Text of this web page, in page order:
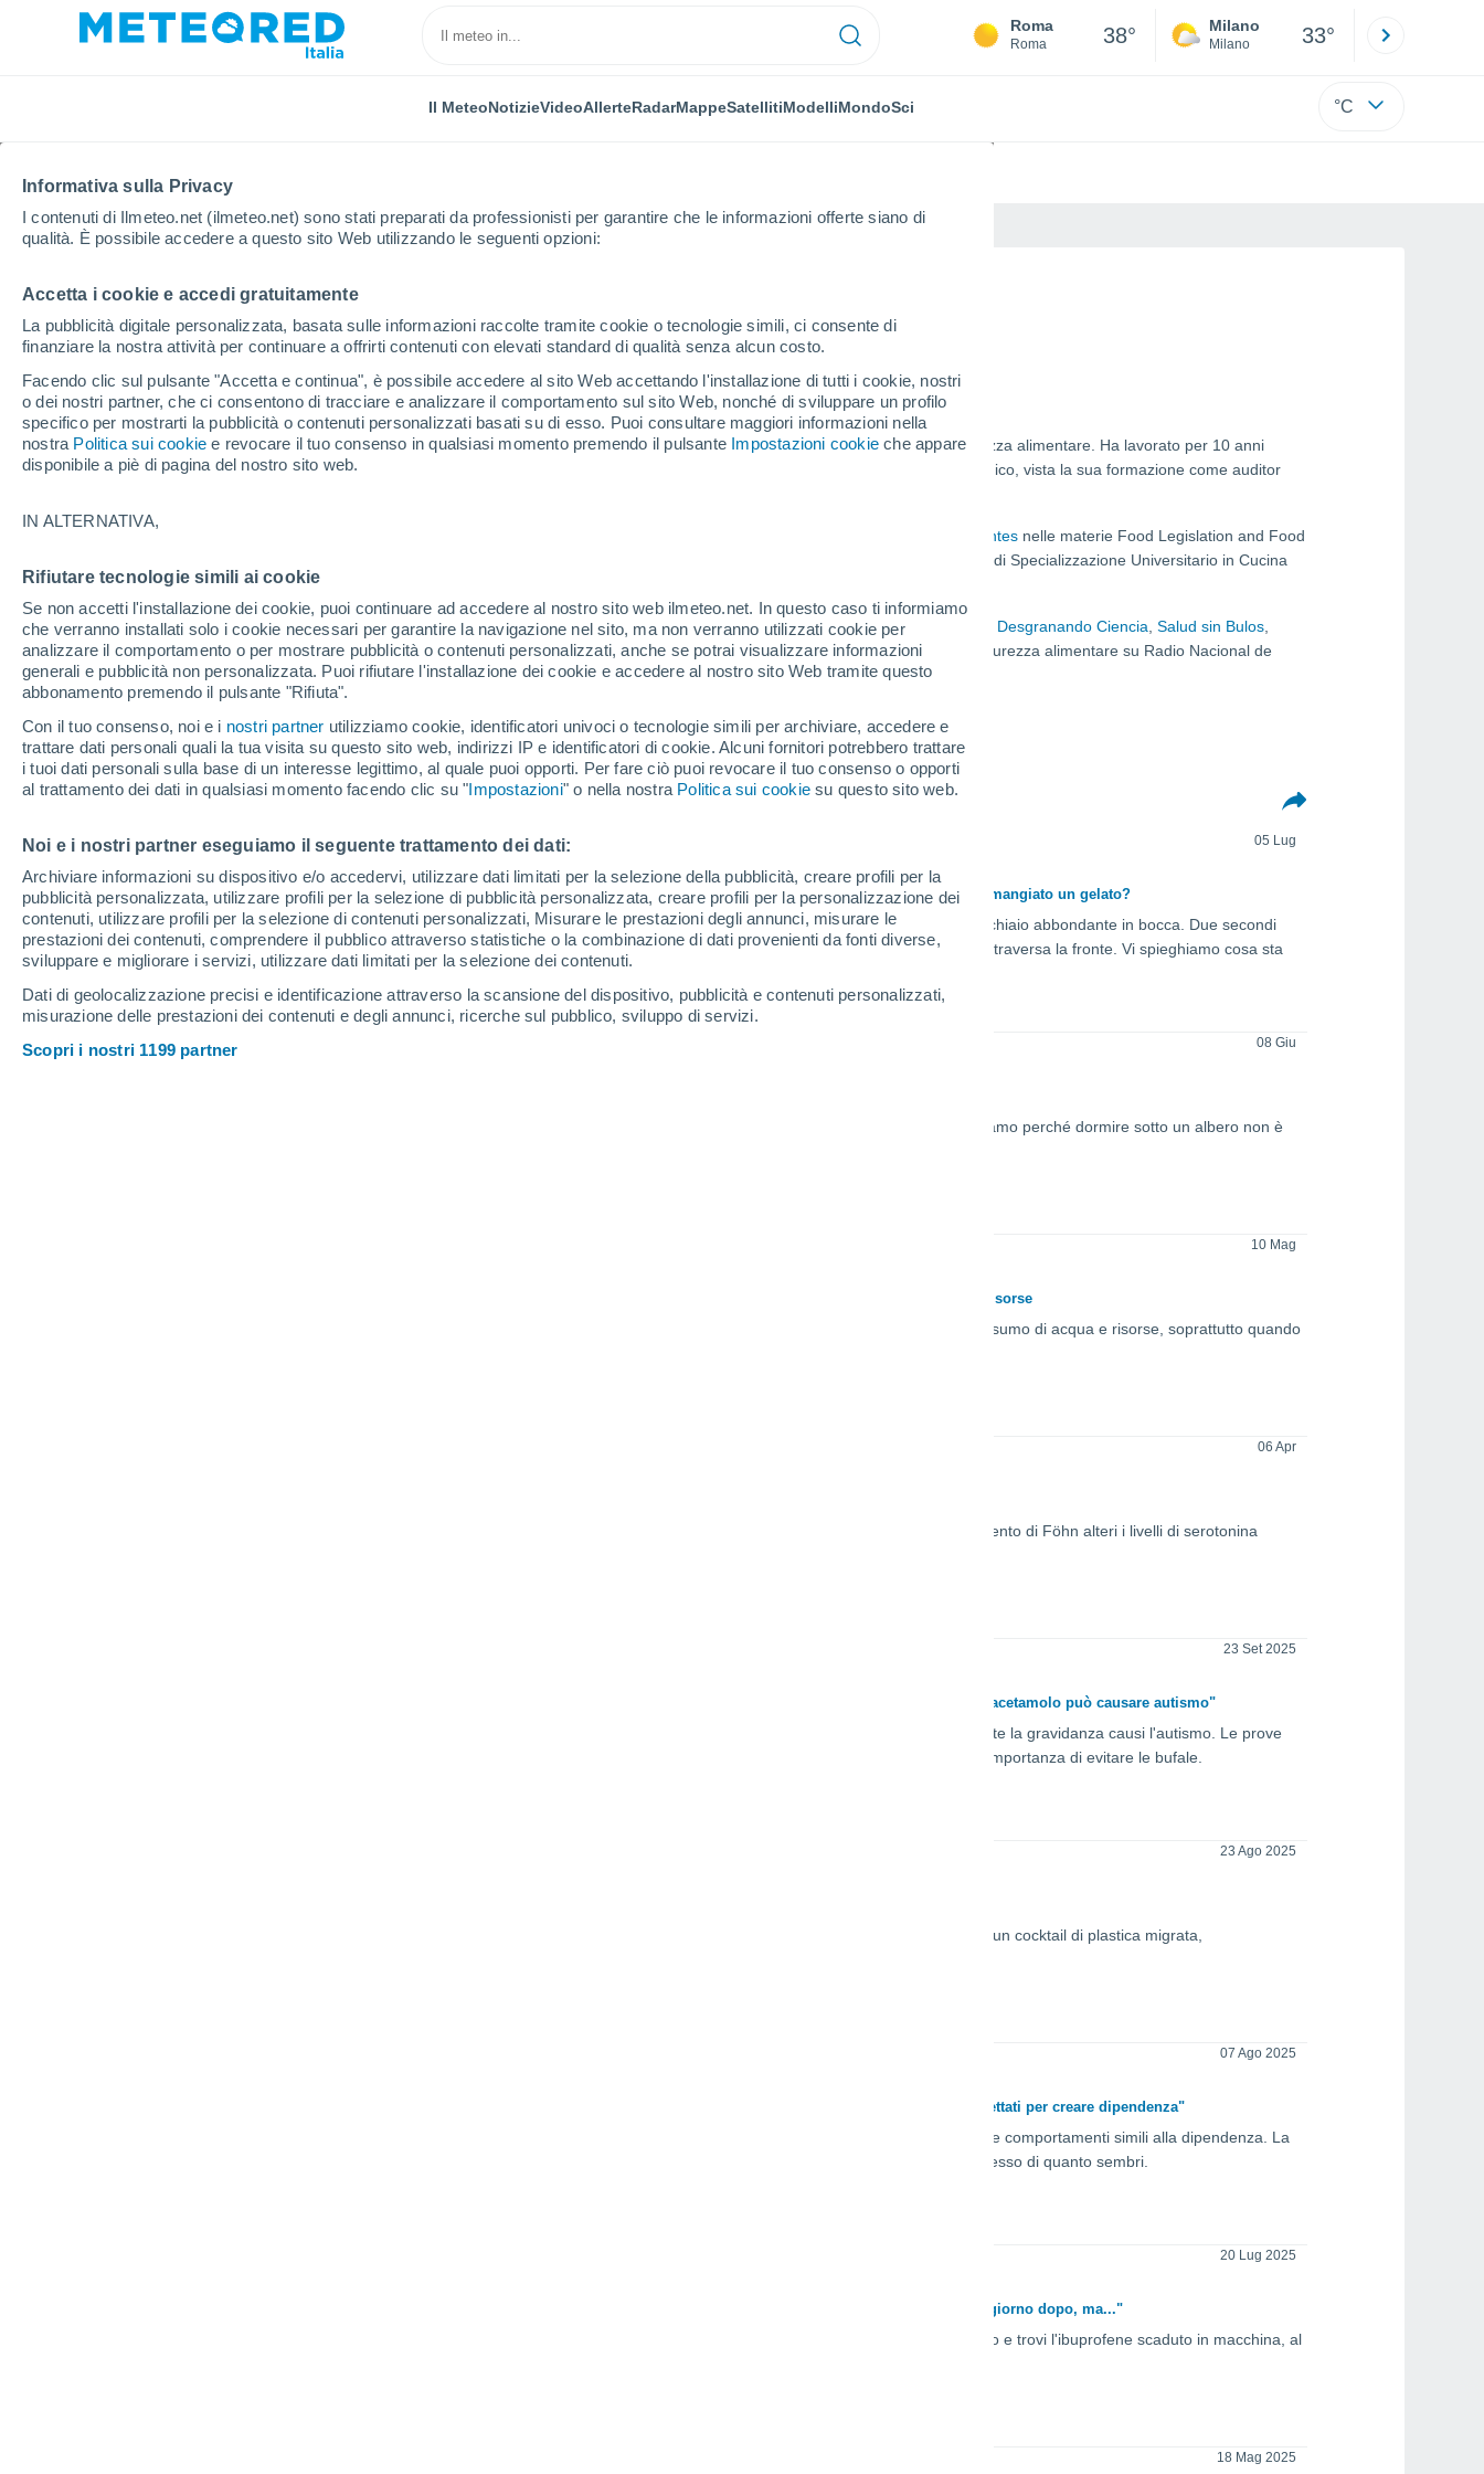
Informativa sulla Privacy
I contenuti di Ilmeteo.net (ilmeteo.net) sono stati preparati da professionisti per garantire che le informazioni offerte siano di
qualità. È possibile accedere a questo sito Web utilizzando le seguenti opzioni:
Accetta i cookie e accedi gratuitamente
La pubblicità digitale personalizzata, basata sulle informazioni raccolte tramite cookie o tecnologie simili, ci consente di
finanziare la nostra attività per continuare a offrirti contenuti con elevati standard di qualità senza alcun costo.
Facendo clic sul pulsante "Accetta e continua", è possibile accedere al sito Web accettando l'installazione di tutti i cookie, nostri
o dei nostri partner, che ci consentono di tracciare e analizzare il comportamento sul sito Web, nonché di sviluppare un profilo
specifico per mostrarti la pubblicità o contenuti personalizzati basati su di esso. Puoi consultare maggiori informazioni nella
nostra Politica sui cookie e revocare il tuo consenso in qualsiasi momento premendo il pulsante Impostazioni cookie che appare
disponibile a piè di pagina del nostro sito web.
IN ALTERNATIVA,
Rifiutare tecnologie simili ai cookie
Se non accetti l'installazione dei cookie, puoi continuare ad accedere al nostro sito web ilmeteo.net. In questo caso ti informiamo
che verranno installati solo i cookie necessari per garantire la navigazione nel sito, ma non verranno utilizzati cookie per
analizzare il comportamento o per mostrare pubblicità o contenuti personalizzati, anche se potrai visualizzare informazioni
generali e pubblicità non personalizzata. Puoi rifiutare l'installazione dei cookie e accedere al nostro sito Web tramite questo
abbonamento premendo il pulsante "Rifiuta".
Con il tuo consenso, noi e i nostri partner utilizziamo cookie, identificatori univoci o tecnologie simili per archiviare, accedere e
trattare dati personali quali la tua visita su questo sito web, indirizzi IP e identificatori di cookie. Alcuni fornitori potrebbero trattare
i tuoi dati personali sulla base di un interesse legittimo, al quale puoi opporti. Per fare ciò puoi revocare il tuo consenso o opporti
al trattamento dei dati in qualsiasi momento facendo clic su "Impostazioni" o nella nostra Politica sui cookie su questo sito web.
Noi e i nostri partner eseguiamo il seguente trattamento dei dati:
Archiviare informazioni su dispositivo e/o accedervi, utilizzare dati limitati per la selezione della pubblicità, creare profili per la
pubblicità personalizzata, utilizzare profili per la selezione di pubblicità personalizzata, creare profili per la personalizzazione dei
contenuti, utilizzare profili per la selezione di contenuti personalizzati, Misurare le prestazioni degli annunci, misurare le
prestazioni dei contenuti, comprendere il pubblico attraverso statistiche o la combinazione di dati provenienti da fonti diverse,
sviluppare e migliorare i servizi, utilizzare dati limitati per la selezione dei contenuti.
Dati di geolocalizzazione precisi e identificazione attraverso la scansione del dispositivo, pubblicità e contenuti personalizzati,
misurazione delle prestazioni dei contenuti e degli annunci, ricerche sul pubblico, sviluppo di servizi.
Scopri i nostri 1199 partner
Roma
Roma 38° Milano
Milano 33°
Il MeteoNotizieVideoAllerteRadarMappeSatellitiModelliMondoSci °C
Home Chi siamo Team Gemma Del Caño
Gemma Del Caño
Farmaceutica -24 articoli
Laureata in Farmacia con specializzazione in r&S e Industria, e con un master in biotecnologie, innovazione e sicurezza alimentare. Ha lavorato per 10 anni
nell’industria alimentare, nel dipartimento qualità, come direttrice di ricerca e sviluppo, ed attualmente è direttore tecnico, vista la sua formazione come auditor
Universidad Europea Miguel de Cervantes nelle materie Food Legislation and Food
Policy e componente del corpo docente del Master in Biotecnologie, Innovazione e Sicurezza Alimentare e del Corso di Specializzazione Universitario in Cucina
Industriale.
Tra le sue attività di divulgazione si menziona la collaborazione con la piattaforma di divulgazione scientifica: Desgranando Ciencia Salud sin Bulos
nonché in diversi mezzi di comunicazione scritti comeAtresmediae Revista Mía. Radio con una sezione su cibo e sicurezza alimentare su Radio Nacional de
España nel programmaGente Despiertae televisione su TV CyL 8 nel programma “Vamos a ver”.
Autrice del libro "No comemos como antes, y menos mal" di Ed. Paidós.
Articoli di Gemma Del Caño
05 Lug
Cosa succede al tuo corpo quando avverti un "congelamento cerebrale" dopo aver mangiato un gelato?
Con questo caldo, il gelato sembra molto invitante, ed è normale metterne un cucchiaio abbondante in bocca. Due secondi
dopo, però, si viene colti di sorpresa: un dolore acuto, pungente e persistente vi attraversa la fronte. Vi spieghiamo cosa sta
08 Giu
Sembra idilliaco e molto romantico. Ma... torniamo con i piedi per terra. Vi spieghiamo perché dormire sotto un albero non è
10 Mag
Un'esperta spiega quali sono i 5 alimenti di tendenza che consumano più acqua e risorse
Questi alimenti di tendenza che associamo alla salute nascondono un elevato consumo di acqua e risorse, soprattutto quando
06 Apr
Non si tratta di suggestione o semplice cattivo umore. La scienza spiega come il vento di Föhn alteri i livelli di serotonina
23 Set 2025
La risposta energica della scienza all'allarme di Trump sull'affermazione che "il paracetamolo può causare autismo"
È successo di nuovo. Trump ha ipotizzato che l'assunzione di paracetamolo durante la gravidanza causi l'autismo. Le prove
scientifiche lo smentiscono: non ci sono prove concrete e gli esperti ci ricordano l'importanza di evitare le bufale.
23 Ago 2025
Lasciare una bottiglia d'acqua al sole in macchina sembra innocuo, ma in realtà è un cocktail di plastica migrata,
07 Ago 2025
Un esperto di sicurezza alimentare avverte: "gli alimenti ultra-processati sono progettati per creare dipendenza"
Sempre più studi suggeriscono che alcuni alimenti ultra-processati possono indurre comportamenti simili alla dipendenza. La
scienza sta iniziando a considerare il piacere del cibo come qualcosa di più complesso di quanto sembri.
20 Lug 2025
Farmacista spagnola avverte: "un medicinale scaduto non si trasforma in veleno il giorno dopo, ma..."
Prima di andare in vacanza, apri l'armadietto dei medicinali che avevi l'anno scorso e trovi l'ibuprofene scaduto in macchina, al
18 Mag 2025